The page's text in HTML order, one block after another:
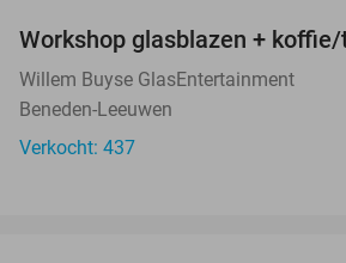
Workshop glasblazen +
Willem Buyse GlasEntertainment
Beneden-Leeuwen
Verkocht: 437